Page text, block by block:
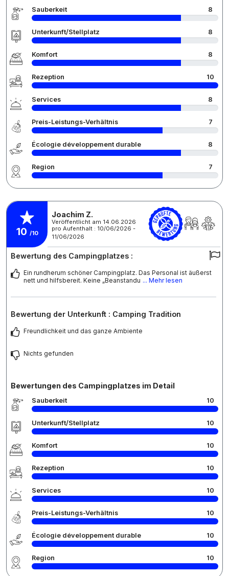
Sauberkeit 8
Unterkunft/Stellplatz 8
Komfort 8
Rezeption 10
Services 8
Preis-Leistungs-Verhältnis 7
Écologie développement durable 8
Region 7
10 /10
Joachim Z.
Veröffentlicht am 14.06.2026
pro Aufenthalt : 10/06/2026 -
11/06/2026
Bewertung des Campingplatzes :
Ein rundherum schöner Campingplatz. Das Personal ist äußerst
nett und hilfsbereit. Keine „Beanstandu ... Mehr lesen
Bewertung der Unterkunft : Camping Tradition
Freundlichkeit und das ganze Ambiente
Nichts gefunden
Bewertungen des Campingplatzes im Detail
Sauberkeit 10
Unterkunft/Stellplatz 10
Komfort 10
Rezeption 10
Services 10
Preis-Leistungs-Verhältnis 10
Écologie développement durable 10
Region 10